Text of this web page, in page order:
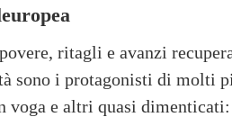
ritagli e avanzi
sono i protagonisti di molti
voga e altri quasi